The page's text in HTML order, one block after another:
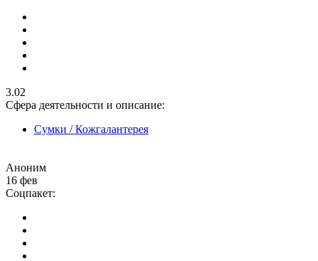
3.02
Сфера деятельности и описание:
Сумки / Кожгалантерея
Аноним
16 фев
Соцпакет: